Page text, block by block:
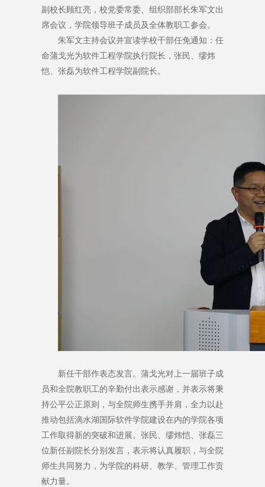
副校长顾红亮，校党委常委、组织部部长朱军文出
席会议，学院领导班子成员及全体教职工参会。
朱军文主持会议并宣读学校干部任免通知：任
命蒲戈光为软件工程学院执行院长，张民、缪炜
恺、张磊为软件工程学院副院长。
新任干部作表态发言。蒲戈光对上一届班子成
员和全院教职工的辛勤付出表示感谢，并表示将秉
持公平公正原则，与全院师生携手并肩，全力以赴
推动包括滴水湖国际软件学院建设在内的学院各项
工作取得新的突破和进展。张民、缪炜恺、张磊三
位新任副院长分别发言，表示将认真履职，与全院
师生共同努力，为学院的科研、教学、管理工作贡
献力量。